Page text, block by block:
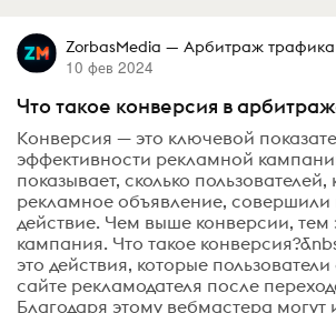
ZorbasMedia — Арбитраж трафика
10 фев 2024
Что такое конверсия в
Конверсия — это ключевой
эффективности рекламной
показывает, сколько
рекламное объявление, совершили
действие. Чем выше конверсии, тем
кампания. Что такое
это действия, которые
сайте рекламодателя после
Благодаря этому вебмастера могут